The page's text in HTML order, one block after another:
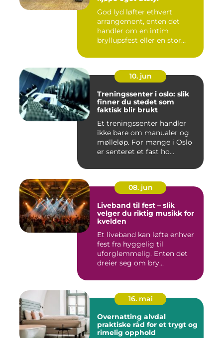
God lyd løfter ethvert
arrangement, enten det
handler om en intim
bryllupsfest eller en stor
10. jun
Treningssenter i oslo: slik
finner du stedet som
faktisk blir brukt
Et treningssenter handler
ikke bare om manualer og
mølleløp. For mange i Oslo
er senteret et fast ho...
08. jun
Liveband til fest – slik
velger du riktig musikk for
kvelden
Et liveband kan løfte enhver
fest fra hyggelig til
uforglemmelig. Enten det
dreier seg om bry...
16. mai
Overnatting alvdal
praktiske råd for et trygt og
rimelig opphold